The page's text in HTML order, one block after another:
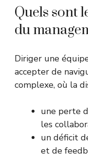
Quels sont
du
Diriger une
accepter de
complexe, où la
une perte
les
un déficit
et de